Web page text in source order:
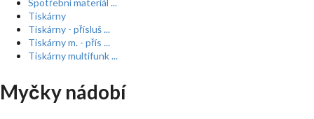
Spotřební materiál ...
Tiskárny
Tiskárny - přísluš ...
Tiskárny m. - přís ...
Tiskárny multifunk ...
Myčky nádobí